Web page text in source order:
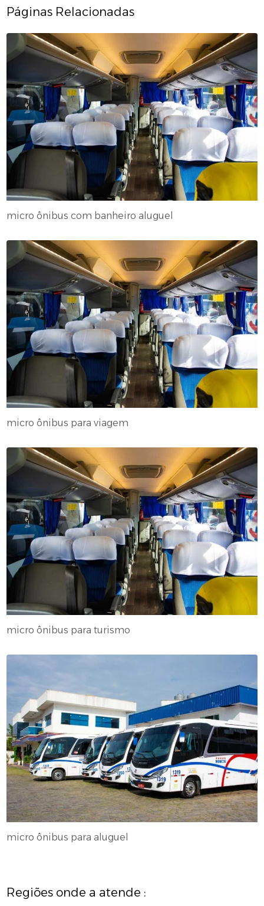
Páginas Relacionadas
micro ônibus com banheiro aluguel
micro ônibus para viagem
micro ônibus para turismo
micro ônibus para aluguel
Regiões onde a atende :